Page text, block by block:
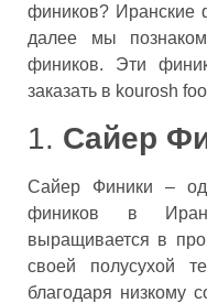
фиников? Иранские
далее мы
фиников. Эти
заказать в kourosh
1. Сайер
Сайер Финики –
фиников в
выращивается в
своей полусухой
благодаря низкому